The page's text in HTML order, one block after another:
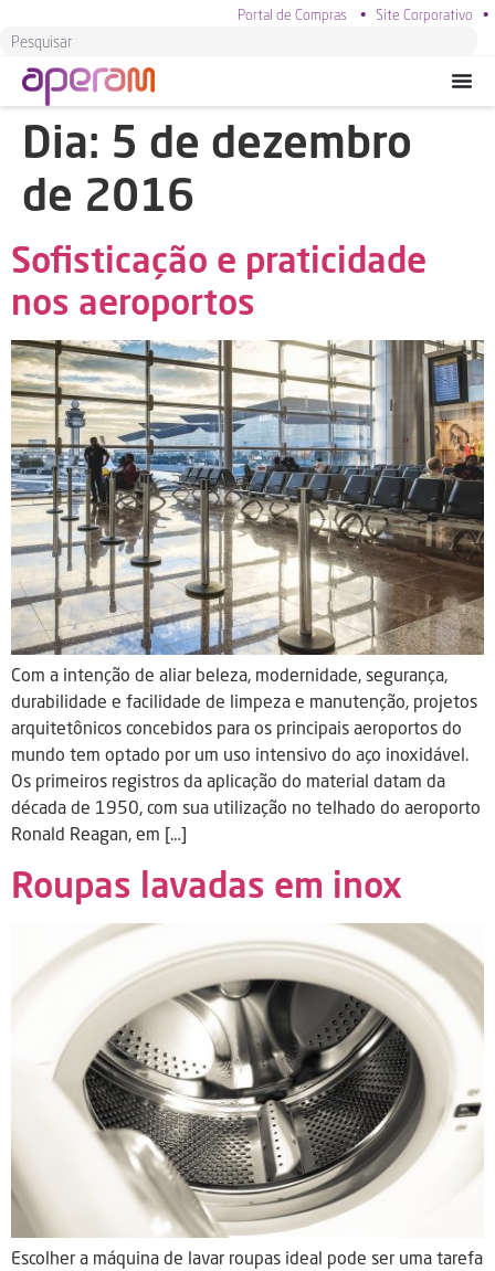
Portal de Compras • Site Corporativo •
Dia: 5 de dezembro
de 2016
Sofisticação e praticidade
nos aeroportos
Com a intenção de aliar beleza, modernidade, segurança,
durabilidade e facilidade de limpeza e manutenção, projetos
arquitetônicos concebidos para os principais aeroportos do
mundo tem optado por um uso intensivo do aço inoxidável.
Os primeiros registros da aplicação do material datam da
década de 1950, com sua utilização no telhado do aeroporto
Ronald Reagan, em […]
Roupas lavadas em inox
Escolher a máquina de lavar roupas ideal pode ser uma tarefa